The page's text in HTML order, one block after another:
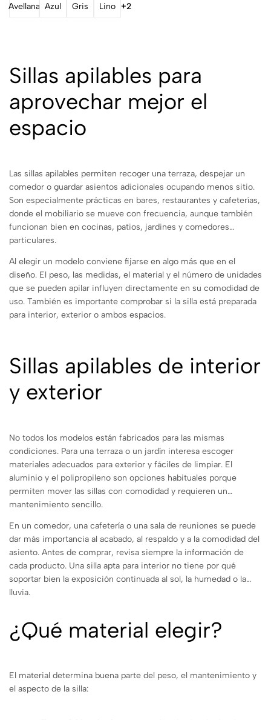
Avellana Azul Gris Lino +2
Sillas apilables para
aprovechar mejor el
espacio
Las sillas apilables permiten recoger una terraza, despejar un
comedor o guardar asientos adicionales ocupando menos sitio.
Son especialmente prácticas en bares, restaurantes y cafeterías,
donde el mobiliario se mueve con frecuencia, aunque también
funcionan bien en cocinas, patios, jardines y comedores
particulares.
Al elegir un modelo conviene fijarse en algo más que en el
diseño. El peso, las medidas, el material y el número de unidades
que se pueden apilar influyen directamente en su comodidad de
uso. También es importante comprobar si la silla está preparada
para interior, exterior o ambos espacios.
Sillas apilables de interior
y exterior
No todos los modelos están fabricados para las mismas
condiciones. Para una terraza o un jardín interesa escoger
materiales adecuados para exterior y fáciles de limpiar. El
aluminio y el polipropileno son opciones habituales porque
permiten mover las sillas con comodidad y requieren un
mantenimiento sencillo.
En un comedor, una cafetería o una sala de reuniones se puede
dar más importancia al acabado, al respaldo y a la comodidad del
asiento. Antes de comprar, revisa siempre la información de
cada producto. Una silla apta para interior no tiene por qué
soportar bien la exposición continuada al sol, la humedad o la
lluvia.
¿Qué material elegir?
El material determina buena parte del peso, el mantenimiento y
el aspecto de la silla: